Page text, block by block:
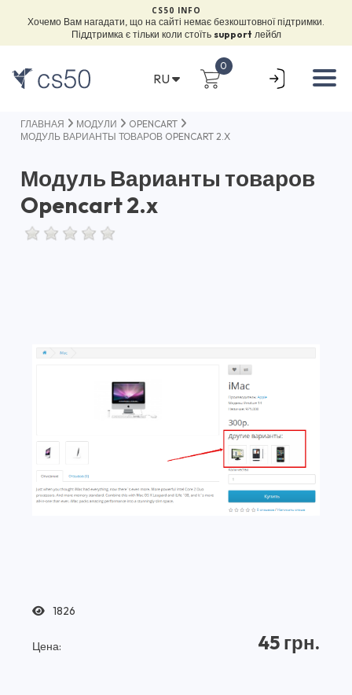
CS50 INFO
Хочемо Вам нагадати, що на сайті немає безкоштовної підтримки.
Піддтримка є тільки коли стоїть support лейбл
RU
0
ГЛАВНАЯ МОДУЛИ
OPENCART
МОДУЛЬ ВАРИАНТЫ ТОВАРОВ OPENCART 2.X
Модуль Варианты товаров
Opencart 2.x
1826
Цена: 45 грн.